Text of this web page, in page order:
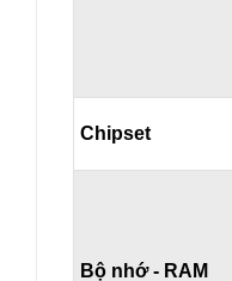
Chipset
Bộ nhớ - RAM